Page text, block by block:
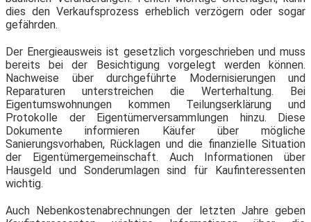
dies den Verkaufsprozess erheblich verzögern oder sogar
gefährden.
Der Energieausweis ist gesetzlich vorgeschrieben und muss
bereits bei der Besichtigung vorgelegt werden können.
Nachweise über durchgeführte Modernisierungen und
Reparaturen unterstreichen die Werterhaltung. Bei
Eigentumswohnungen kommen Teilungserklärung und
Protokolle der Eigentümerversammlungen hinzu. Diese
Dokumente informieren Käufer über mögliche
Sanierungsvorhaben, Rücklagen und die finanzielle Situation
der Eigentümergemeinschaft. Auch Informationen über
Hausgeld und Sonderumlagen sind für Kaufinteressenten
wichtig.
Auch Nebenkostenabrechnungen der letzten Jahre geben